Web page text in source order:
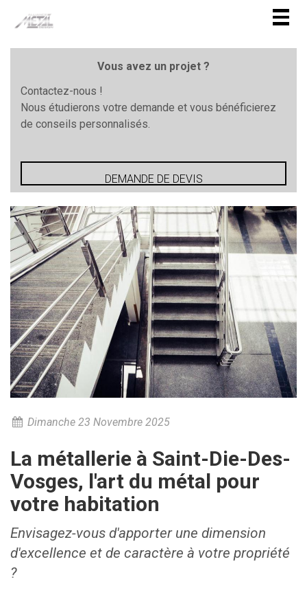
Vous avez un projet ?
Contactez-nous !
Nous étudierons votre demande et vous bénéficierez
de conseils personnalisés.
DEMANDE DE DEVIS
Dimanche 23 Novembre 2025
La métallerie à Saint-Die-Des-
Vosges, l'art du métal pour
votre habitation
Envisagez-vous d'apporter une dimension
d'excellence et de caractère à votre propriété
?